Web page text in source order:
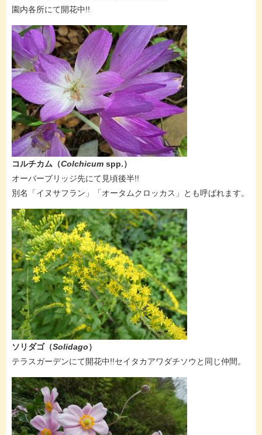
​園内各所にて開花中!!
コルチカム （Colchicum spp.​）
オーバーブリッジ先にて見頃後半!!
別名「イヌサフラン」「オータムクロッカス」とも呼ばれます。
ソリダゴ​（Solidago）
​​テラスガーデンにて開花中!!セイタカアワダチソウと同じ仲間。